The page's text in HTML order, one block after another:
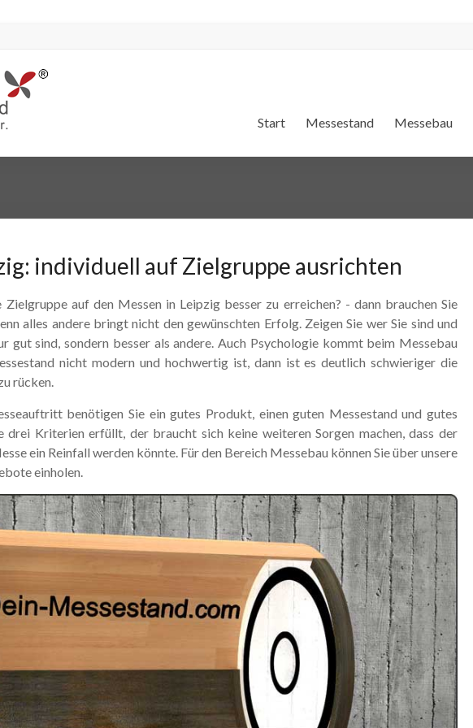
Start Messestand Messebau
individuell auf Zielgruppe ausrichten
auf den Messen in Leipzig besser zu erreichen? - dann brauchen Sie
alles andere bringt nicht den gewünschten Erfolg. Zeigen Sie wer Sie sind und
gut sind, sondern besser als andere. Auch Psychologie kommt beim Messebau
nicht modern und hochwertig ist, dann ist es deutlich schwieriger die
rücken.
benötigen Sie ein gutes Produkt, einen guten Messestand und gutes
drei Kriterien erfüllt, der braucht sich keine weiteren Sorgen machen, dass der
ein Reinfall werden könnte. Für den Bereich Messebau können Sie über unsere
einholen.